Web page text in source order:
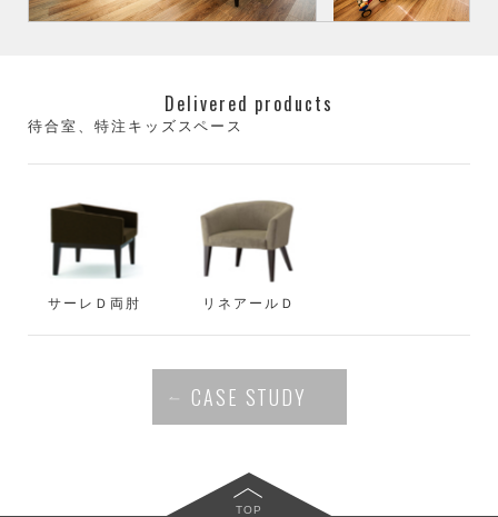
Delivered products
待合室、特注キッズスペース
サーレＤ両肘 リネアールＤ
CASE STUDY
TOP